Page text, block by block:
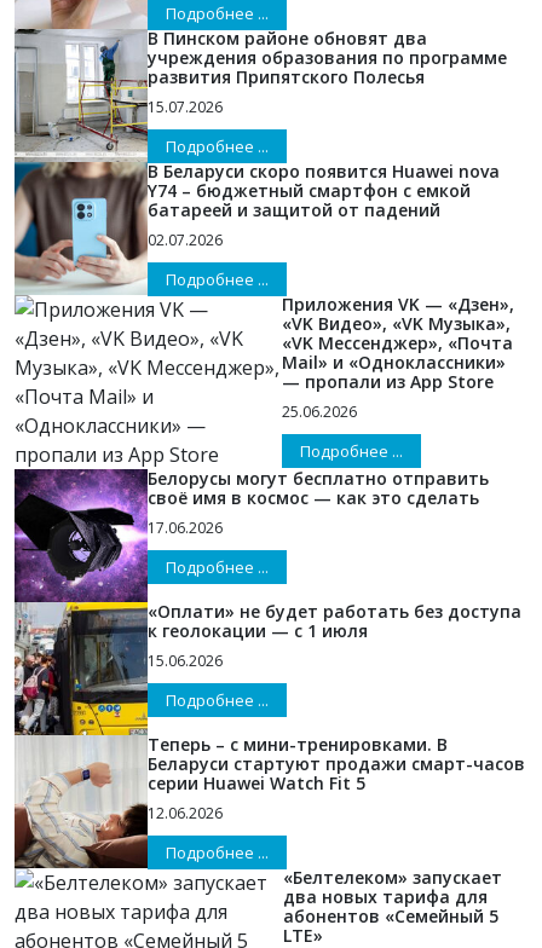
Подробнее ...
В Пинском районе обновят два
учреждения образования по программе
развития Припятского Полесья
15.07.2026
Подробнее ...
В Беларуси скоро появится Huawei nova
Y74 – бюджетный смартфон с емкой
батареей и защитой от падений
02.07.2026
Подробнее ...
Приложения VK — «Дзен»,
«VK Видео», «VK Музыка»,
«VK Мессенджер», «Почта
Mail» и «Одноклассники»
— пропали из App Store
25.06.2026
Подробнее ...
Белорусы могут бесплатно отправить
своё имя в космос — как это сделать
17.06.2026
Подробнее ...
«Оплати» не будет работать без доступа
к геолокации — с 1 июля
15.06.2026
Подробнее ...
Теперь – с мини-тренировками. В
Беларуси стартуют продажи смарт-часов
серии Huawei Watch Fit 5
12.06.2026
Подробнее ...
«Белтелеком» запускает
два новых тарифа для
абонентов «Семейный 5
LTE»